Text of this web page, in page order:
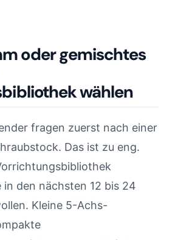
oder gemischtes
wählen
fragen zuerst nach einer
Das ist zu eng.
in den nächsten 12 bis 24
Kleine 5-Achs-